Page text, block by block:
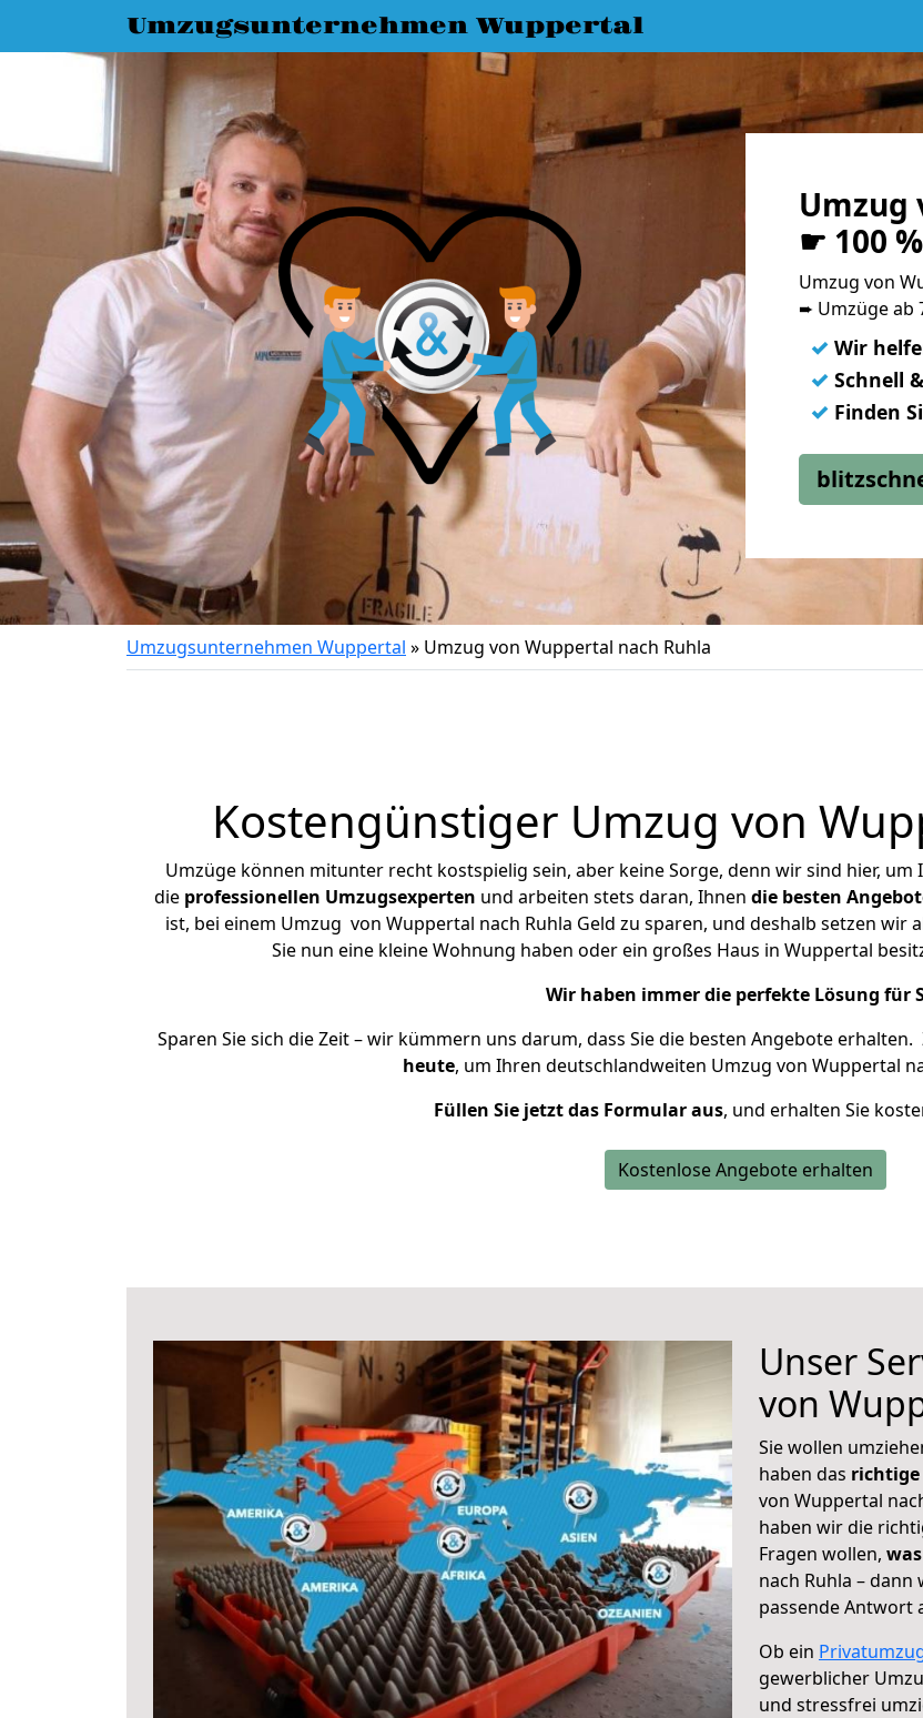
Umzugsunternehmen Wuppertal
Umzug
☛ 100
Umzug von
➨ Umzüge ab
✓ Wir
✓ Schnell
✓ Finden
Umzugsunternehmen Wuppertal » Umzug von Wuppertal nach Ruhla
Kostengünstiger Umzug von
Umzüge können mitunter recht kostspielig sein, aber keine Sorge, denn wir sind hier, um
die professionellen Umzugsexperten und arbeiten stets daran, Ihnen die besten
ist, bei einem Umzug von Wuppertal nach Ruhla Geld zu sparen, und deshalb setzen wir
Sie nun eine kleine Wohnung haben oder ein großes Haus in Wuppertal
Wir haben immer die perfekte Lösung für
Sparen Sie sich die Zeit – wir kümmern uns darum, dass Sie die besten Angebote erhalten.
heute, um Ihren deutschlandweiten Umzug von Wuppertal
Füllen Sie jetzt das Formular aus, und erhalten Sie
Kostenlose Angebote erhalten
Unser
von
Sie wollen
haben das
von Wuppertal
haben wir die
Fragen wollen,
nach Ruhla –
passende Antwort
Ob ein
gewerblicher
und stressfrei